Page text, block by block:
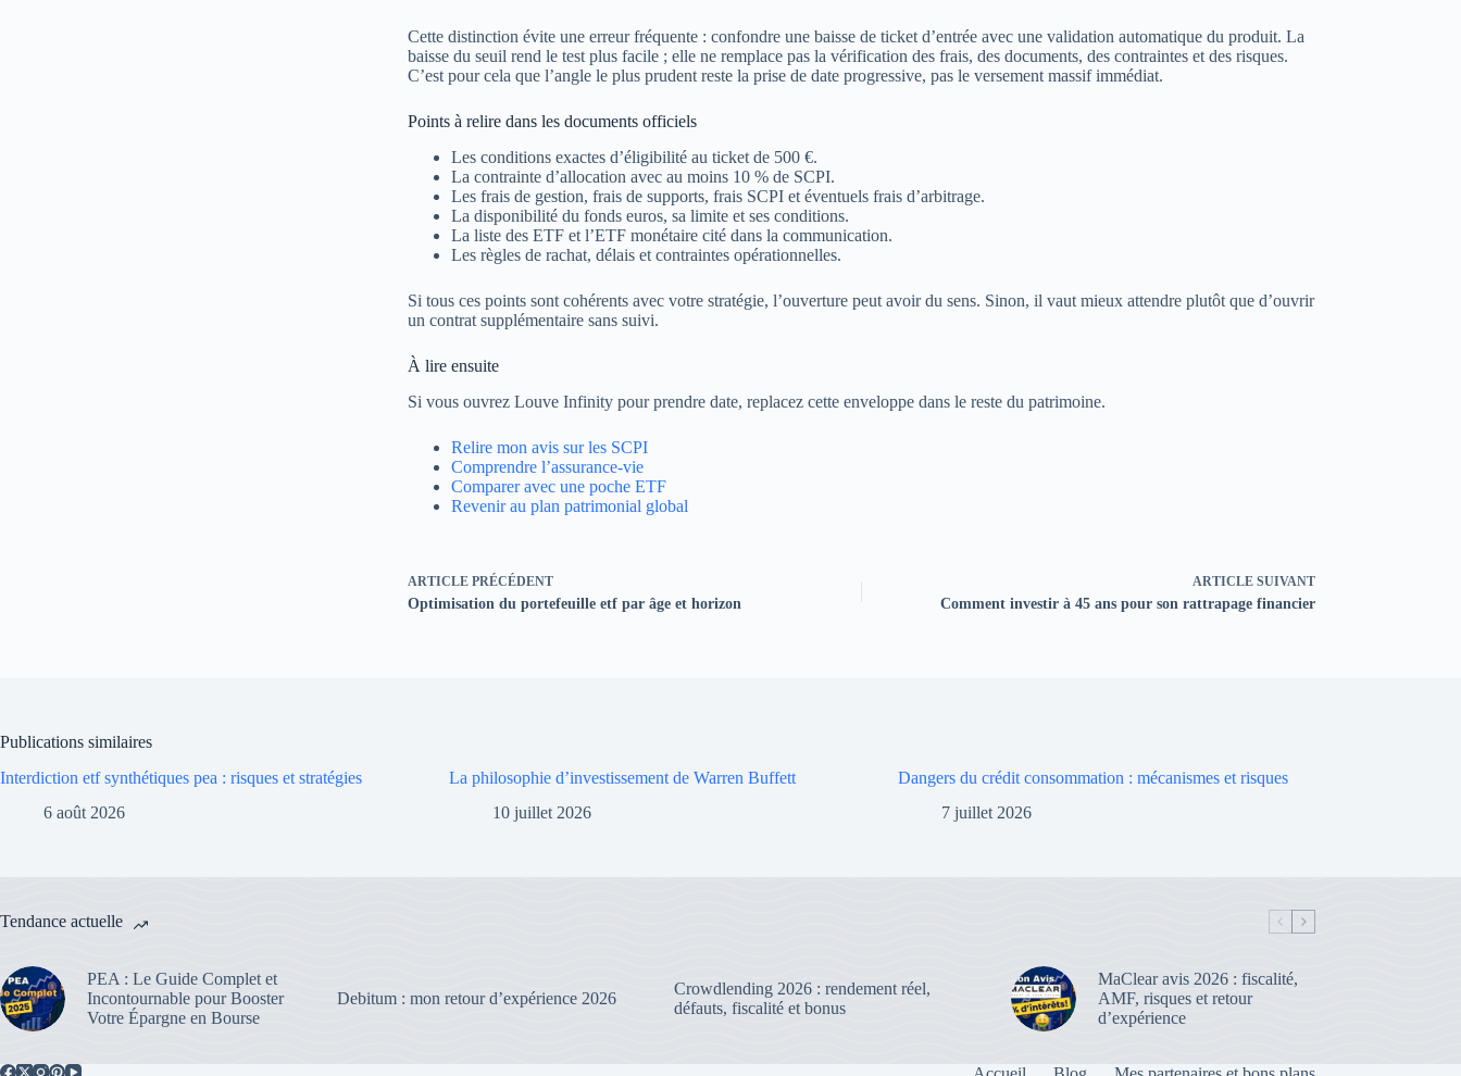
Cette distinction évite une erreur fréquente : confondre une baisse de ticket d’entrée avec une validation automatique du produit. La
baisse du seuil rend le test plus facile ; elle ne remplace pas la vérification des frais, des documents, des contraintes et des risques.
C’est pour cela que l’angle le plus prudent reste la prise de date progressive, pas le versement massif immédiat.
Points à relire dans les documents officiels
Les conditions exactes d’éligibilité au ticket de 500 €.
La contrainte d’allocation avec au moins 10 % de SCPI.
Les frais de gestion, frais de supports, frais SCPI et éventuels frais d’arbitrage.
La disponibilité du fonds euros, sa limite et ses conditions.
La liste des ETF et l’ETF monétaire cité dans la communication.
Les règles de rachat, délais et contraintes opérationnelles.
Si tous ces points sont cohérents avec votre stratégie, l’ouverture peut avoir du sens. Sinon, il vaut mieux attendre plutôt que d’ouvrir
un contrat supplémentaire sans suivi.
À lire ensuite
Si vous ouvrez Louve Infinity pour prendre date, replacez cette enveloppe dans le reste du patrimoine.
Relire mon avis sur les SCPI
Comprendre l’assurance-vie
Comparer avec une poche ETF
Revenir au plan patrimonial global
ARTICLEPRÉCÉDENT
Optimisation du portefeuille etf par âge et horizon
ARTICLESUIVANT
Comment investir à 45 ans pour son rattrapage financier
Publications similaires
Interdiction etf synthétiques pea : risques et stratégies
6 août 2026
La philosophie d’investissement de Warren Buffett
10 juillet 2026
Dangers du crédit consommation : mécanismes et risques
7 juillet 2026
Tendance actuelle
PEA : Le Guide Complet et
Incontournable pour Booster
Votre Épargne en Bourse
Debitum : mon retour d’expérience 2026
Crowdlending 2026 : rendement réel,
défauts, fiscalité et bonus
MaClear avis 2026 : fiscalité,
AMF, risques et retour
d’expérience